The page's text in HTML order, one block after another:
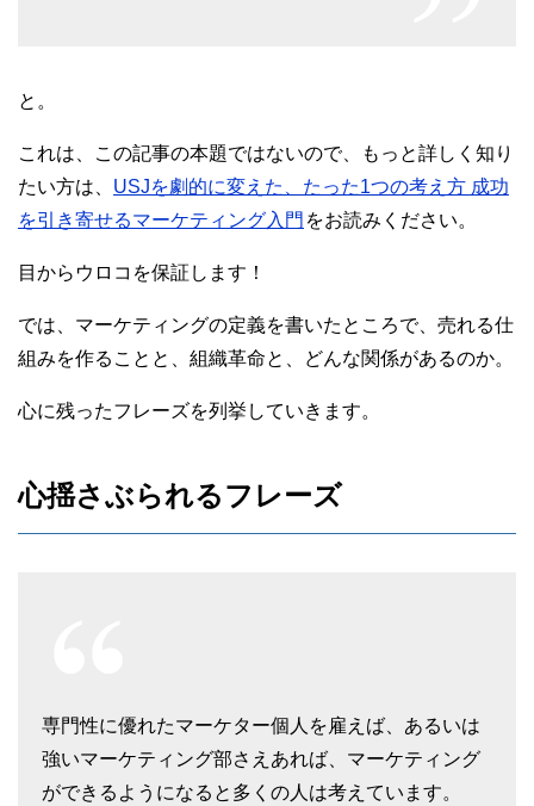
と。
これは、この記事の本題ではないので、もっと詳しく知り
たい方は、 USJを劇的に変えた、たった1つの考え方 成功
を引き寄せるマーケティング入門 をお読みください。
目からウロコを保証します！
では、マーケティングの定義を書いたところで、売れる仕
組みを作ることと、組織革命と、どんな関係があるのか。
心に残ったフレーズを列挙していきます。
心揺さぶられるフレーズ
専門性に優れたマーケター個人を雇えば、あるいは
強いマーケティング部さえあれば、マーケティング
ができるようになると多くの人は考えています。